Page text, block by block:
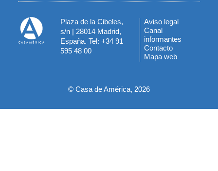
Plaza de la Cibeles,
s/n | 28014 Madrid,
España. Tel: +34 91
595 48 00
Menú
del
pie
Aviso legal
Canal
informantes
Contacto
Mapa web
© Casa de América, 2026